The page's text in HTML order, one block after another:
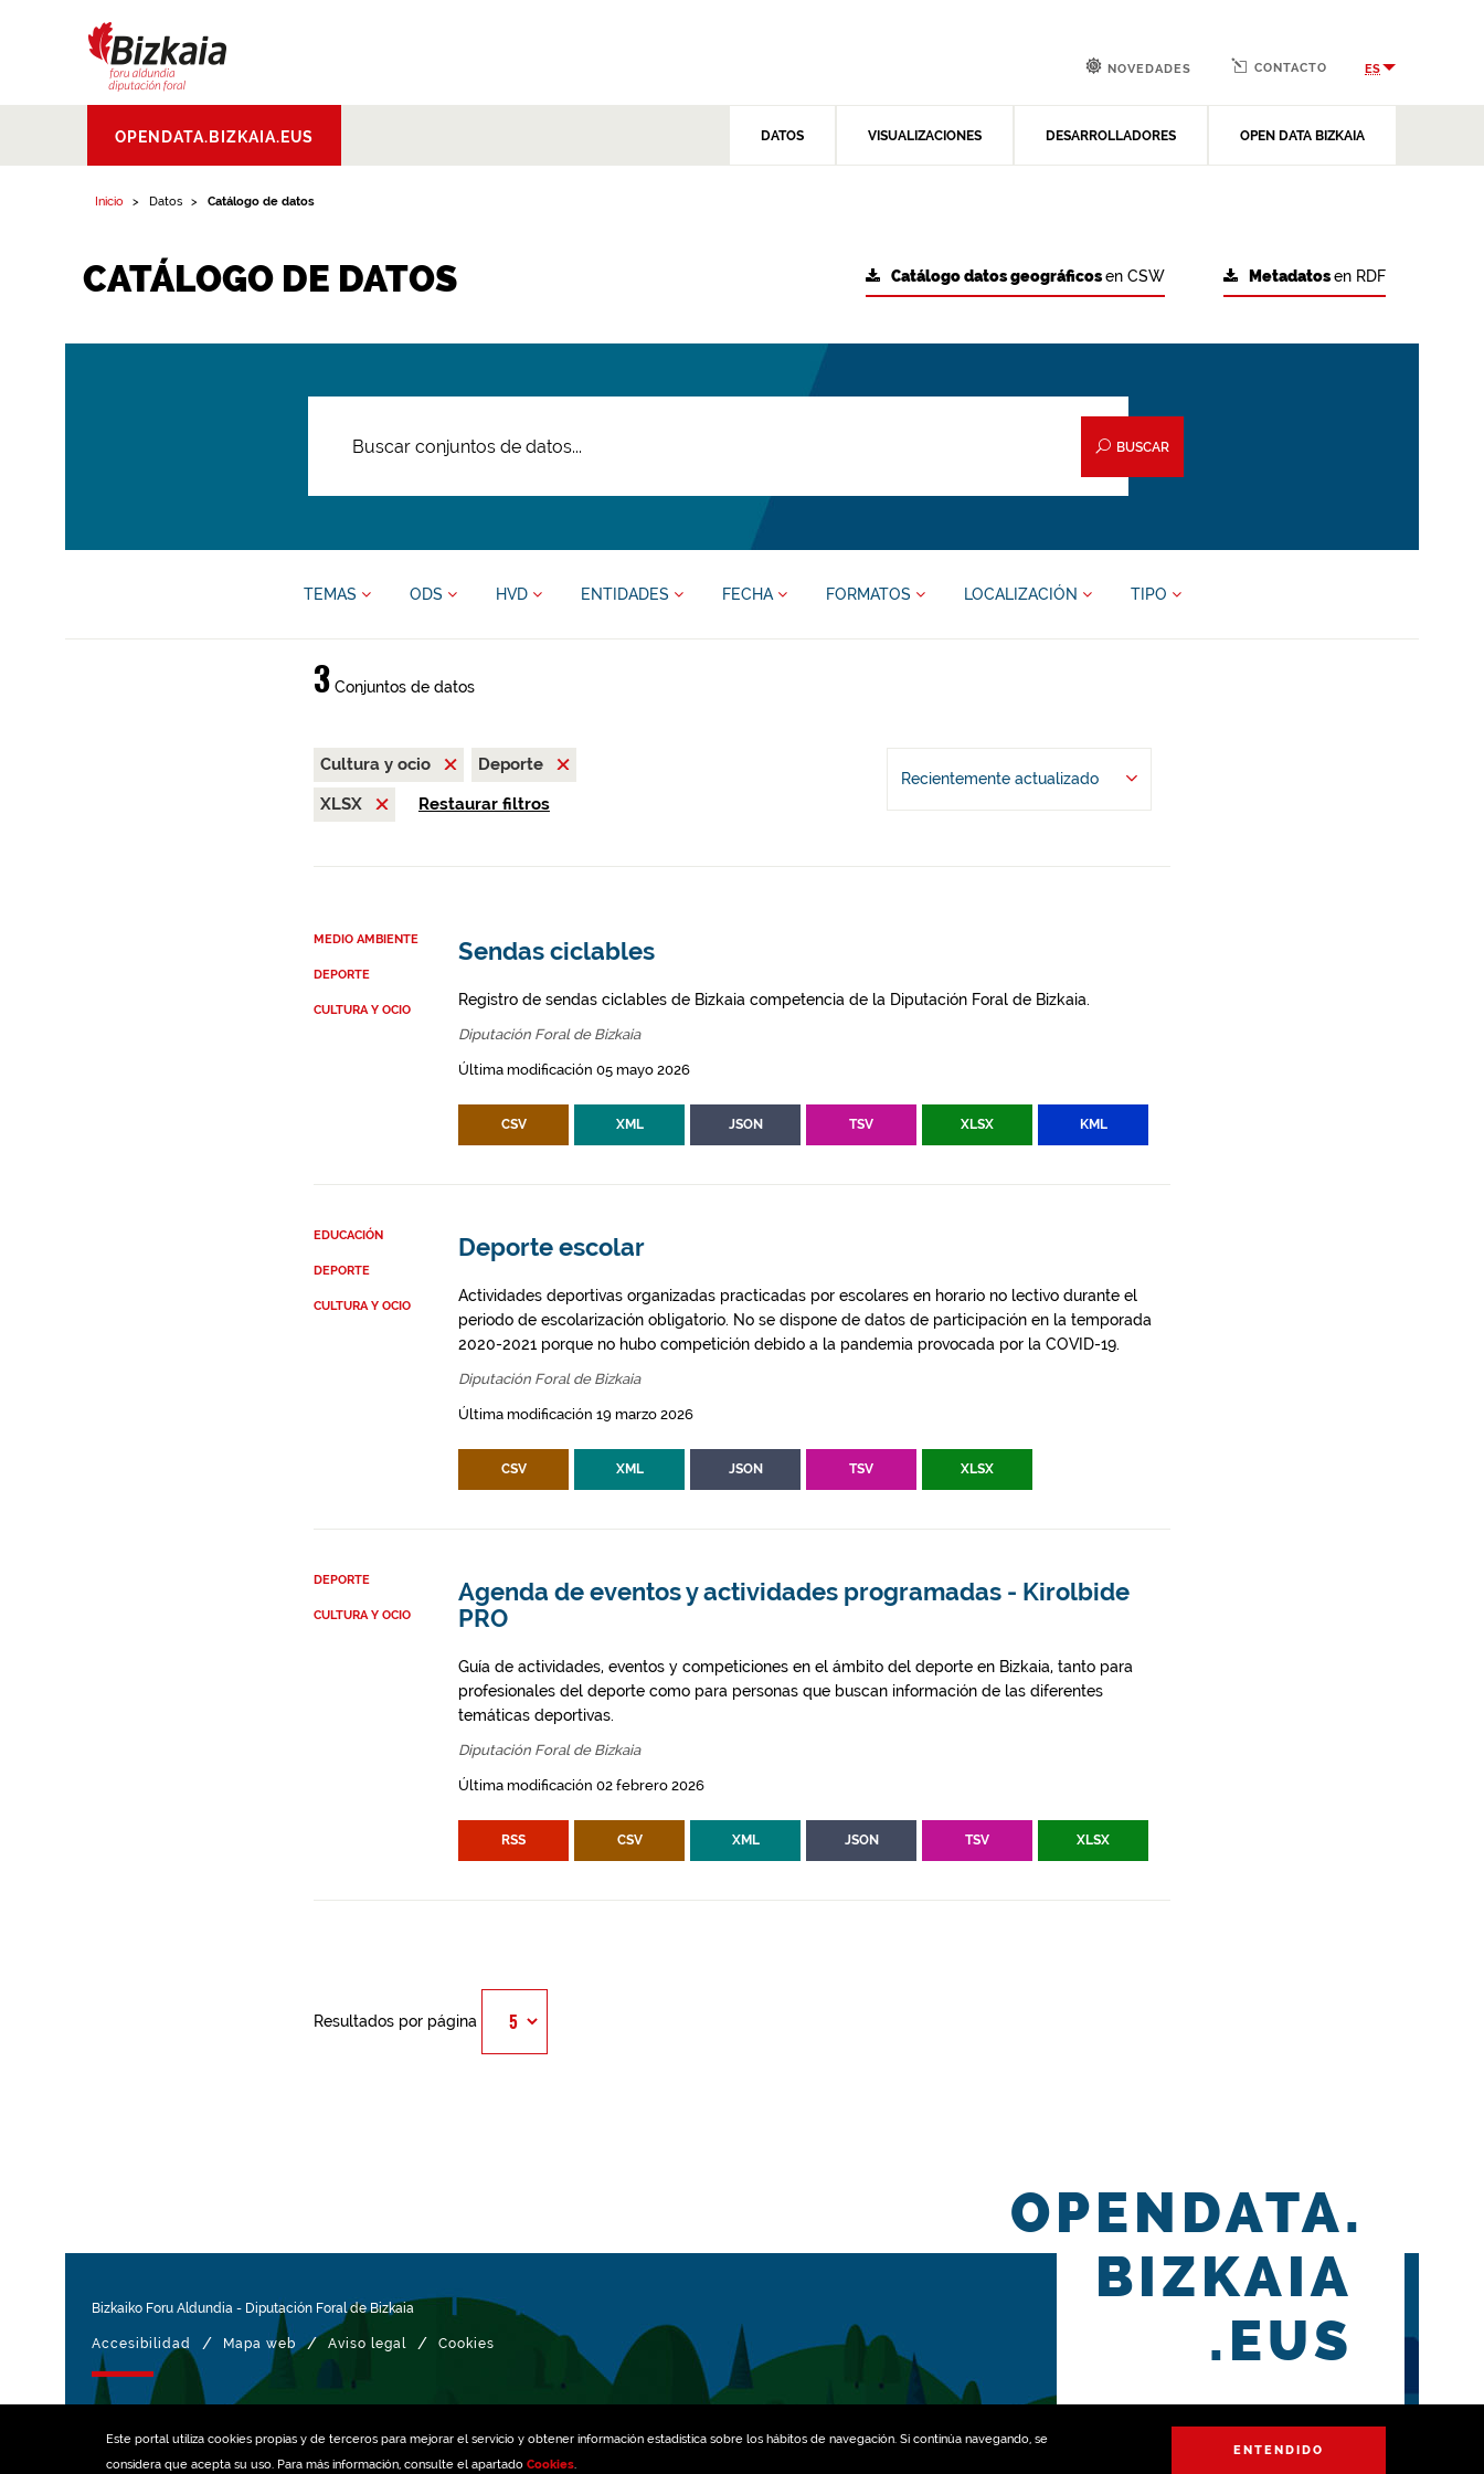
Este portal utiliza cookies propias y de terceros para mejorar el servicio y obtener información estadística sobre los hábitos de navegación. Si continúa navegando, se
considera que acepta su uso. Para más información, consulte el apartado Cookies.
ENTENDIDO
Aldundia.Diputacion
Foral de Bizkaia
OPENDATA.BIZKAIA.EUS DATOS VISUALIZACIONES DESARROLLADORES OPEN DATA BIZKAIA
NOVEDADES CONTACTO ES
Inicio Datos Catálogo de datos
CATÁLOGO DE DATOS Metadatosen RDF
Catálogo datos geográficosen CSW
BUSCAR
TEMAS ODS HVD ENTIDADES FECHA FORMATOS LOCALIZACIÓN TIPO
3Conjuntos de datos
Cultura y ocio
Deporte
XLSX
Restaurar filtros
Recientemente actualizado
MEDIO AMBIENTE
DEPORTE
CULTURA Y OCIO
Sendas ciclables
Registro de sendas ciclables de Bizkaia competencia de la Diputación Foral de Bizkaia.
Diputación Foral de Bizkaia
Última modificación 05 mayo 2026
CSV XML JSON TSV XLSX KML
EDUCACIÓN
DEPORTE
CULTURA Y OCIO
Deporte escolar
Actividades deportivas organizadas practicadas por escolares en horario no lectivo durante el
periodo de escolarización obligatorio. No se dispone de datos de participación en la temporada
2020-2021 porque no hubo competición debido a la pandemia provocada por la COVID-19.
Diputación Foral de Bizkaia
Última modificación 19 marzo 2026
CSV XML JSON TSV XLSX
DEPORTE
CULTURA Y OCIO
Agenda de eventos y actividades programadas - Kirolbide
PRO
Guía de actividades, eventos y competiciones en el ámbito del deporte en Bizkaia, tanto para
profesionales del deporte como para personas que buscan información de las diferentes
temáticas deportivas.
Diputación Foral de Bizkaia
Última modificación 02 febrero 2026
RSS CSV XML JSON TSV XLSX
Resultados por página
Bizkaiko Foru Aldundia - Diputación Foral de Bizkaia
Accesibilidad / Mapa web / Aviso legal / Cookies
OPENDATA.
BIZKAIA
.EUS